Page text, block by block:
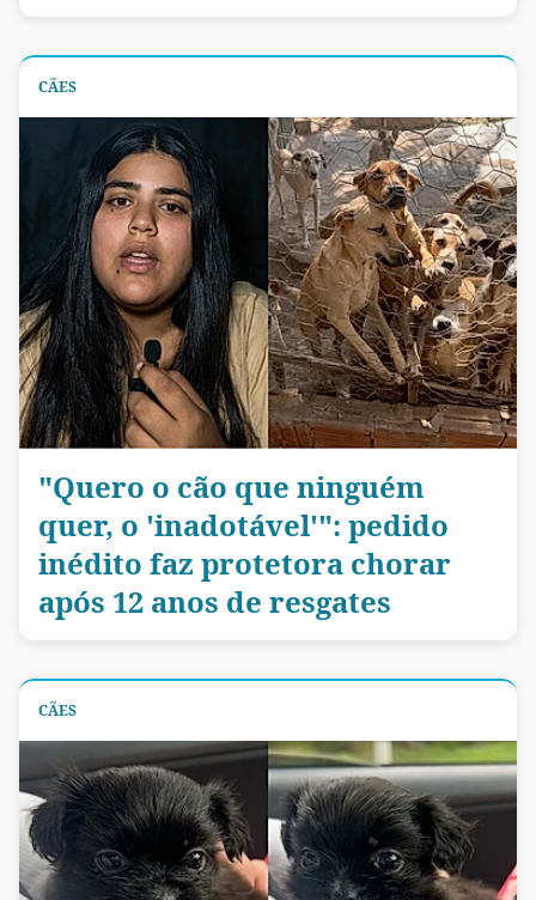
CÃES
"Quero o cão que ninguém
quer, o 'inadotável'": pedido
inédito faz protetora chorar
após 12 anos de resgates
CÃES